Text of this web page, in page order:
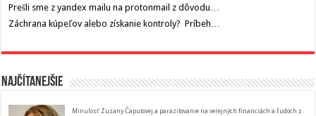
Prešli sme z yandex mailu na protonmail z dôvodu…
Záchrana kúpeľov alebo získanie kontroly? Príbeh…
Najčítanejšie
Minulosť Zuzany Čaputovej a parazitovanie na verejných financiách a ľudoch z